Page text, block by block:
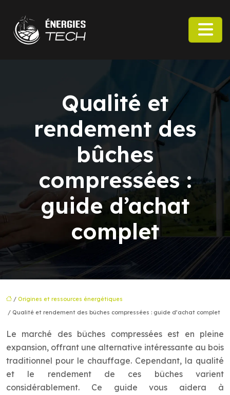
Qualité et
rendement des
bûches
compressées :
guide d’achat
complet
/ Origines et ressources énergétiques
/ Qualité et rendement des bûches compressées : guide d’achat complet
Le marché des bûches compressées est en pleine
expansion, offrant une alternative intéressante au bois
traditionnel pour le chauffage. Cependant, la qualité
et le rendement de ces bûches varient
considérablement. Ce guide vous aidera à